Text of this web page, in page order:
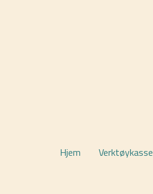
Hjem Verktøykasse